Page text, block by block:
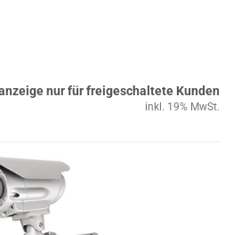
nur für freigeschaltete Kunden
inkl. 19% MwSt.